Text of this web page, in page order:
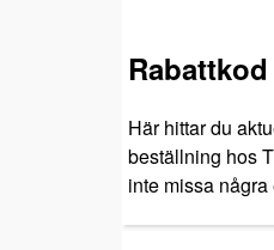
Här hittar du
beställning hos
inte missa